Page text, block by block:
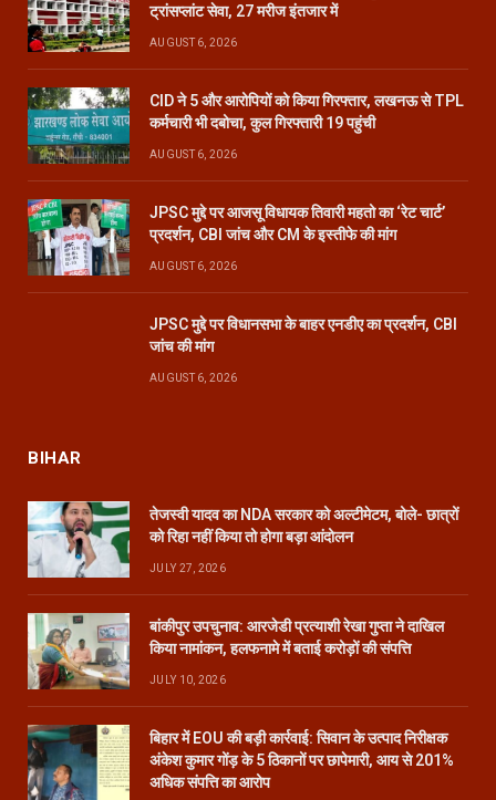
ट्रांसप्लांट सेवा, 27 मरीज इंतजार में
AUGUST 6, 2026
CID ने 5 और आरोपियों को किया गिरफ्तार, लखनऊ से TPL
कर्मचारी भी दबोचा, कुल गिरफ्तारी 19 पहुंची
AUGUST 6, 2026
JPSC मुद्दे पर आजसू विधायक तिवारी महतो का ‘रेट चार्ट’
प्रदर्शन, CBI जांच और CM के इस्तीफे की मांग
AUGUST 6, 2026
JPSC मुद्दे पर विधानसभा के बाहर एनडीए का प्रदर्शन, CBI
जांच की मांग
AUGUST 6, 2026
BIHAR
तेजस्वी यादव का NDA सरकार को अल्टीमेटम, बोले- छात्रों
को रिहा नहीं किया तो होगा बड़ा आंदोलन
JULY 27, 2026
बांकीपुर उपचुनाव: आरजेडी प्रत्याशी रेखा गुप्ता ने दाखिल
किया नामांकन, हलफनामे में बताई करोड़ों की संपत्ति
JULY 10, 2026
बिहार में EOU की बड़ी कार्रवाई: सिवान के उत्पाद निरीक्षक
अंकेश कुमार गोंड़ के 5 ठिकानों पर छापेमारी, आय से 201%
अधिक संपत्ति का आरोप